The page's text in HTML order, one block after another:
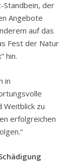
Standbein, der
Angebote
auf das
Fest der Natur
hin.
in
Weitblick zu
erfolgreichen